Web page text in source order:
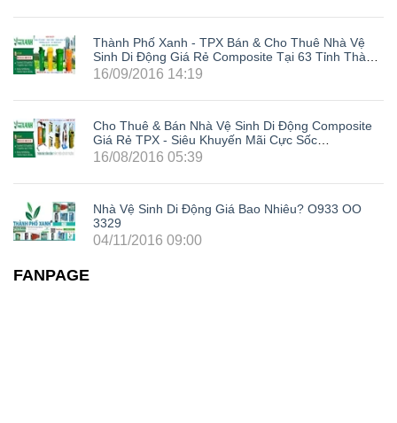
Thành Phố Xanh - TPX Bán & Cho Thuê Nhà Vệ
Sinh Di Động Giá Rẻ Composite Tại 63 Tỉnh Thành
Trong Cả Nước: Hà Nội, Hải Phòng, Hồ Chí Minh,
- Vũng Tàu, Tây Ninh, Bình Phước, Lâm Đồng,
16/09/2016 14:19
Cho Thuê & Bán Nhà Vệ Sinh Di Động Composite
Giá Rẻ TPX - Siêu Khuyến Mãi Cực Sốc
LH0933003329
16/08/2016 05:39
Nhà Vệ Sinh Di Động Giá Bao Nhiêu? O933 OO
3329
04/11/2016 09:00
FANPAGE